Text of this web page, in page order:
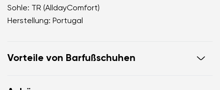
Sohle: TR (AlldayComfort)
Herstellung: Portugal
Vorteile von Barfußschuhen